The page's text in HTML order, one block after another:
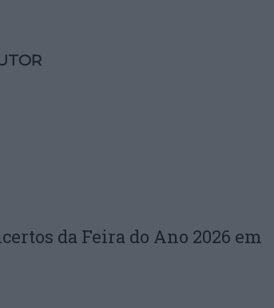
da Feira do Ano 2026 em